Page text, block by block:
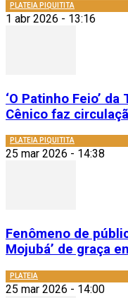
PLATEIA PIQUITITA
1 abr 2026 - 13:16
‘O Patinho Feio’
Cênico faz
PLATEIA PIQUITITA
25 mar 2026 - 14:38
Fenômeno de
Mojubá’ de graça
PLATEIA
25 mar 2026 - 14:00